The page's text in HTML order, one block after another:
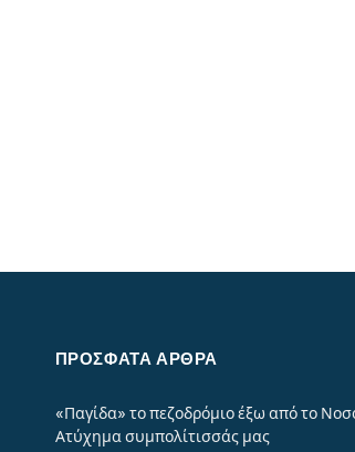
ΠΡΌΣΦΑΤΑ ΆΡΘΡΑ
«Παγίδα» το πεζοδρόμιο έξω από το
Ατύχημα συμπολίτισσάς μας